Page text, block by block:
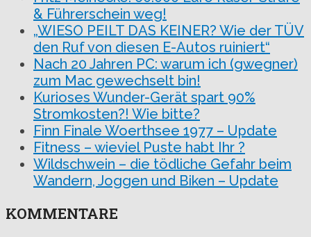
& Führerschein weg!
„WIESO PEILT DAS KEINER? Wie der TÜV
den Ruf von diesen E-Autos ruiniert“
Nach 20 Jahren PC: warum ich (gwegner)
zum Mac gewechselt bin!
Kurioses Wunder-Gerät spart 90%
Stromkosten?! Wie bitte?
Finn Finale Woerthsee 1977 – Update
Fitness – wieviel Puste habt Ihr ?
Wildschwein – die tödliche Gefahr beim
Wandern, Joggen und Biken – Update
KOMMENTARE